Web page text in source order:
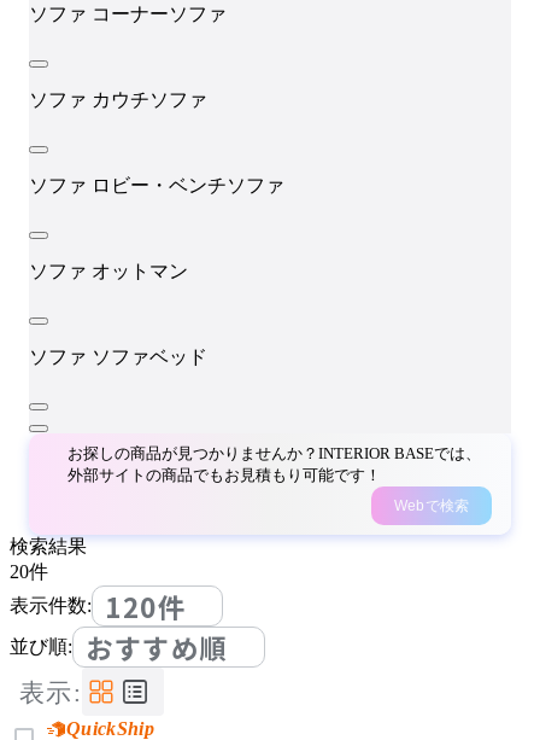
ソファ コーナーソファ
ソファ カウチソファ
ソファ ロビー・ベンチソファ
ソファ オットマン
ソファ ソファベッド
お探しの商品が見つかりませんか？INTERIOR BASEでは、
外部サイトの商品でもお見積もり可能です！
Webで検索
検索結果
20件
表示件数:
120件
並び順: おすすめ順
表示:
QuickShip